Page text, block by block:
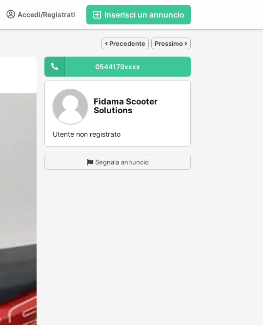
Inserisci un annuncio
Accedi/Registrati
Precedente Prossimo
0544179xxxx
Fidama Scooter
Solutions
Utente non registrato
Segnala annuncio